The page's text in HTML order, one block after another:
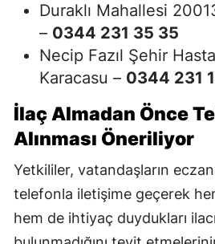
Duraklı Mahallesi
– 0344 231 35 35
Necip Fazıl Şehir
Karacasu – 0344 231
İlaç Almadan Önce
Alınması Öneriliyor
Yetkililer, vatandaşların
telefonla iletişime geçerek
hem de ihtiyaç duydukları